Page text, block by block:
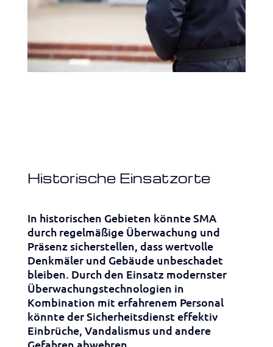
Historische Einsatzorte
In historischen Gebieten könnte SMA
durch regelmäßige Überwachung und
Präsenz sicherstellen, dass wertvolle
Denkmäler und Gebäude unbeschadet
bleiben. Durch den Einsatz modernster
Überwachungstechnologien in
Kombination mit erfahrenem Personal
könnte der Sicherheitsdienst effektiv
Einbrüche, Vandalismus und andere